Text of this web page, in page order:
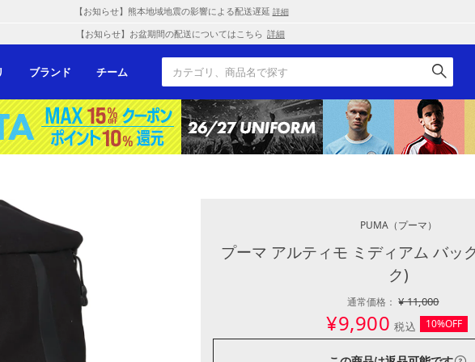
【お知らせ】熊本地域地震の影響による配送遅延 詳細
【お知らせ】お盆期間の配送についてはこちら 詳細
ブランド チーム
PUMA（プーマ）
プーマ アルティモ ミディアム バッ
ク)
通常価格：¥ 11,000
¥9,900 税込 10%OFF